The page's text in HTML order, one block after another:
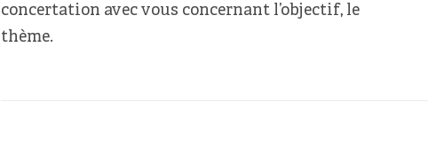
concertation avec vous concernant l’objectif, le
thème.